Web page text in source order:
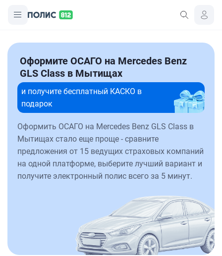
Оформите ОСАГО на Mercedes Benz
GLS Class в Мытищах
и получите бесплатный КАСКО в
подарок
Оформить ОСАГО на Mercedes Benz GLS Class в
Мытищах стало еще проще - сравните
предложения от 15 ведущих страховых компаний
на одной платформе, выберите лучший вариант и
получите электронный полис всего за 5 минут.